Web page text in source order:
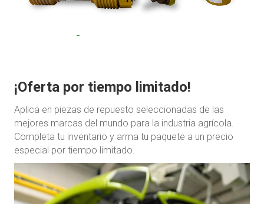
¡Oferta por tiempo limitado!
Aplica en piezas de repuesto seleccionadas de las
mejores marcas del mundo para la industria agrícola.
Completa tu inventario y arma tu paquete a un precio
especial por tiempo limitado.